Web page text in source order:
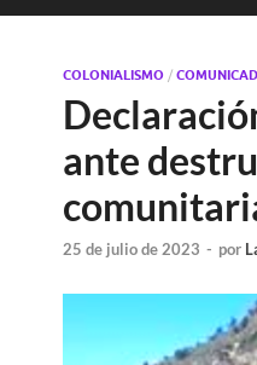
COLONIALISMO /
ante
25 de julio de 2023 - por